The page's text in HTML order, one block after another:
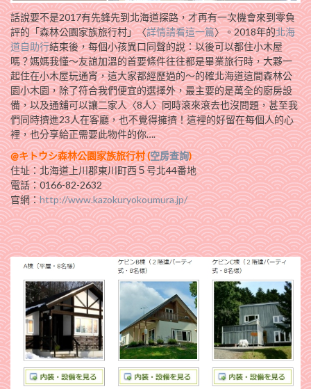
話說要不是2017有先鋒先到北海道探路，才再有一次機會來到零負
評的「森林公園家族旅行村」〈詳情請看這一篇〉。2018年的北海
道自助行結束後，每個小孩異口同聲的說：以後可以都住小木屋
嗎？媽媽我懂～友誼加溫的首要條件往往都是畢業旅行時，大夥一
起住在小木屋玩通宵，這大家都經歷過的～的確北海道這間森林公
園小木園，除了符合我們便宜的選擇外，最主要的是萬全的廚房設
備，以及通舖可以讓二家人〈8人〉同時滾來滾去也沒問題，甚至我
們同時擠進23人在客廳，也不覺得擁擠！這裡的好留在每個人的心
裡，也分享給正需要此物件的你….
@キトウシ森林公園家族旅行村 (空房查詢)
住址：北海道上川郡東川町西５号北44番地
電話：0166-82-2632
官網：http://www.kazokuryokoumura.jp/